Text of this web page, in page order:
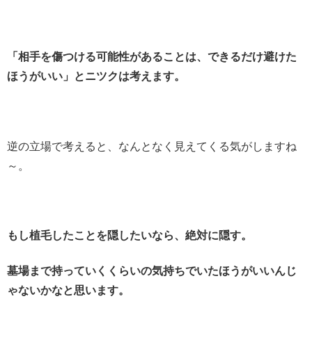
「相手を傷つける可能性があることは、できるだけ避けた
ほうがいい」とニツクは考えます。
逆の立場で考えると、なんとなく見えてくる気がしますね
～。
もし植毛したことを隠したいなら、絶対に隠す。
墓場まで持っていくくらいの気持ちでいたほうがいいんじ
ゃないかなと思います。